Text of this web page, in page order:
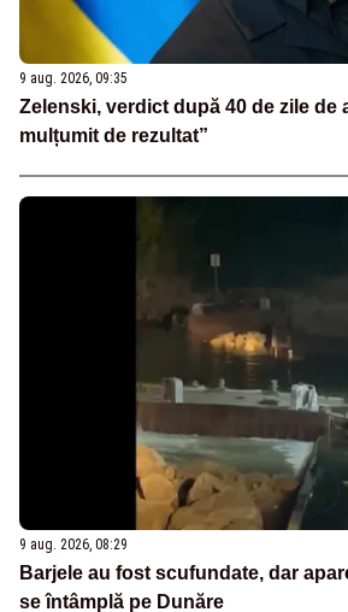
9 aug. 2026, 09:35
Zelenski, verdict după 40 de zile de
mulțumit de rezultat”
9 aug. 2026, 08:29
Barjele au fost scufundate, dar
se întâmplă pe Dunăre